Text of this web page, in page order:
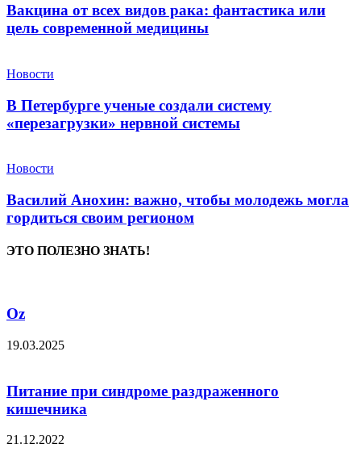
Вакцина от всех видов рака: фантастика или
цель современной медицины
Новости
В Петербурге ученые создали систему
«перезагрузки» нервной системы
Новости
Василий Анохин: важно, чтобы молодежь могла
гордиться своим регионом
ЭТО ПОЛЕЗНО ЗНАТЬ!
Oz
19.03.2025
Питание при синдроме раздраженного
кишечника
21.12.2022